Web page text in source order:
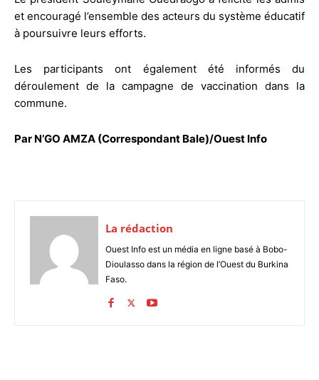
et encouragé l’ensemble des acteurs du système éducatif
à poursuivre leurs efforts.
Les participants ont également été informés du
déroulement de la campagne de vaccination dans la
commune.
Par N’GO AMZA (Correspondant Bale)/Ouest Info
La rédaction
Ouest Info est un média en ligne basé à Bobo-
Dioulasso dans la région de l’Ouest du Burkina
Faso.